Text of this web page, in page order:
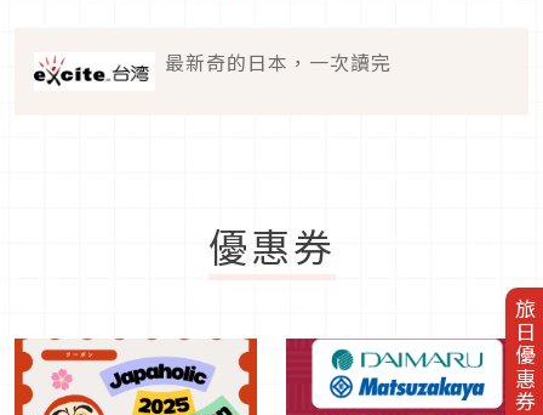
旅日優惠券
最新奇的日本，一次讀完
優惠券